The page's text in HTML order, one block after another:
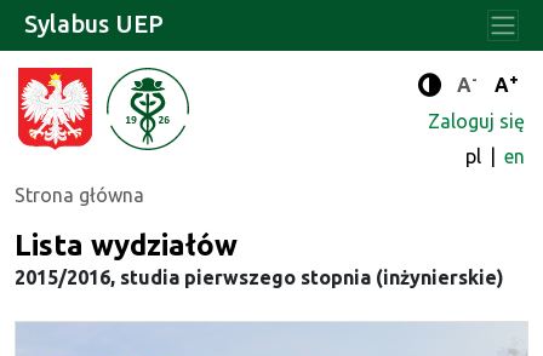
Tryb
A- A+
Zaloguj się
pl
en
Strona główna
Sylabus UEP
Lista wydziałów
2015/2016, studia pierwszego stopnia (inżynierskie)